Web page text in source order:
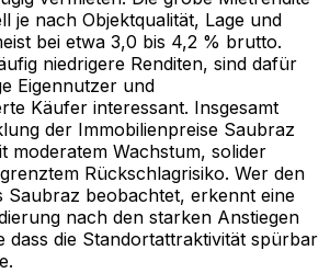
je nach Objektqualität, Lage und
bei etwa 3,0 bis 4,2 % brutto.
niedrigere Renditen, sind dafür
Eigennutzer und
Käufer interessant. Insgesamt
der Immobilienpreise Saubraz
moderatem Wachstum, solider
Rückschlagrisiko. Wer den
Saubraz beobachtet, erkennt eine
nach den starken Anstiegen
dass die Standortattraktivität spürbar